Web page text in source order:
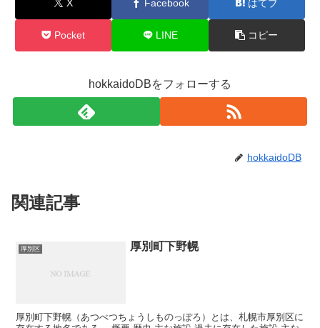
X Facebook はてブ
Pocket LINE コピー
hokkaidoDBをフォローする
hokkaidoDB
関連記事
厚別区 厚別町下野幌
厚別町下野幌（あつべつちょうしものっぽろ）とは、札幌市厚別区に